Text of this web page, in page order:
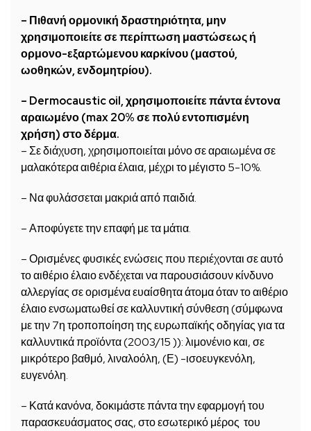
– Πιθανή ορμονική δραστηριότητα, μην
χρησιμοποιείτε σε περίπτωση μαστώσεως ή
ορμονο-εξαρτώμενου καρκίνου (μαστού,
ωοθηκών, ενδομητρίου).
– Dermocaustic oil, χρησιμοποιείτε πάντα έντονα
αραιωμένο (max 20% σε πολύ εντοπισμένη
χρήση) στο δέρμα.
– Σε διάχυση, χρησιμοποιείται μόνο σε αραιωμένα σε
μαλακότερα αιθέρια έλαια, μέχρι το μέγιστο 5-10%.
– Να φυλάσσεται μακριά από παιδιά.
– Αποφύγετε την επαφή με τα μάτια.
– Ορισμένες φυσικές ενώσεις που περιέχονται σε αυτό
το αιθέριο έλαιο ενδέχεται να παρουσιάσουν κίνδυνο
αλλεργίας σε ορισμένα ευαίσθητα άτομα όταν το αιθέριο
έλαιο ενσωματωθεί σε καλλυντική σύνθεση (σύμφωνα
με την 7η τροποποίηση της ευρωπαϊκής οδηγίας για τα
καλλυντικά προϊόντα (2003/15 )): λιμονένιο και, σε
μικρότερο βαθμό, λιναλοόλη, (Ε) -ισοευγκενόλη,
ευγενόλη.
– Κατά κανόνα, δοκιμάστε πάντα την εφαρμογή του
παρασκευάσματος σας, στο εσωτερικό μέρος του